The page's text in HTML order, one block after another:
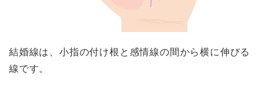
結婚線は、小指の付け根と感情線の間から横に伸びる
線です。